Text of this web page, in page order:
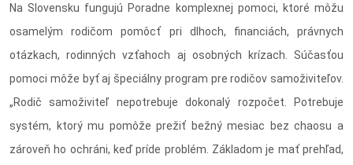
Na Slovensku fungujú Poradne komplexnej pomoci, ktoré môžu
osamelým rodičom pomôcť pri dlhoch, financiách, právnych
otázkach, rodinných vzťahoch aj osobných krízach. Súčasťou
pomoci môže byť aj špeciálny program pre rodičov samoživiteľov.
„Rodič samoživiteľ nepotrebuje dokonalý rozpočet. Potrebuje
systém, ktorý mu pomôže prežiť bežný mesiac bez chaosu a
zároveň ho ochráni, keď príde problém. Základom je mať prehľad,